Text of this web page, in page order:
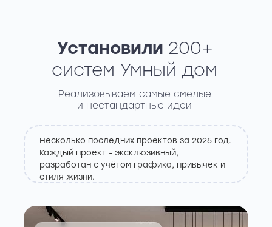
Установили 200+
систем Умный дом
Несколько последних проектов за 2025 год.
Каждый проект - эксклюзивный,
разработан с учётом графика, привычек и
стиля жизни.
Реализовываем самые смелые
и нестандартные идеи